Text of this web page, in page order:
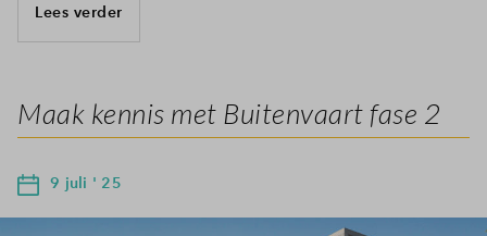
Lees verder
Maak kennis met Buitenvaart fase 2
9 juli ' 25